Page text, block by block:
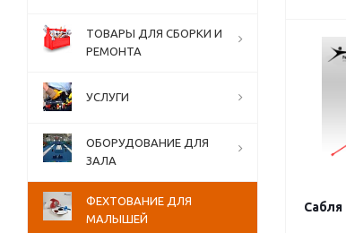
Сабля
ТОВАРЫ ДЛЯ СБОРКИ И
РЕМОНТА
УСЛУГИ
ОБОРУДОВАНИЕ ДЛЯ
ЗАЛА
ФЕХТОВАНИЕ ДЛЯ
МАЛЫШЕЙ